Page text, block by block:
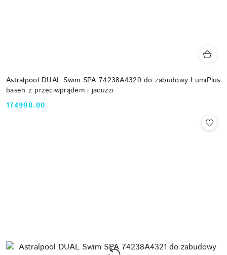
Astralpool DUAL Swim SPA 74238A4320 do zabudowy LumiPlus
basen z przeciwprądem i jacuzzi
Cena:
174998.00